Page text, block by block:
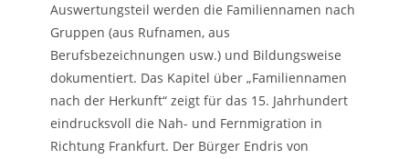
Auswertungsteil werden die Familiennamen nach
Gruppen (aus Rufnamen, aus
Berufsbezeichnungen usw.) und Bildungsweise
dokumentiert. Das Kapitel über „Familiennamen
nach der Herkunft“ zeigt für das 15. Jahrhundert
eindrucksvoll die Nah- und Fernmigration in
Richtung Frankfurt. Der Bürger Endris von